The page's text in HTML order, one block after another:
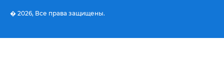
� 2026, Все права защищены.